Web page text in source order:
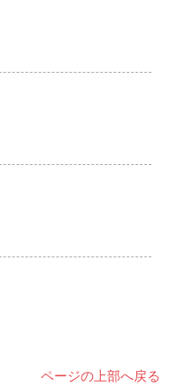
ページの上部へ戻る